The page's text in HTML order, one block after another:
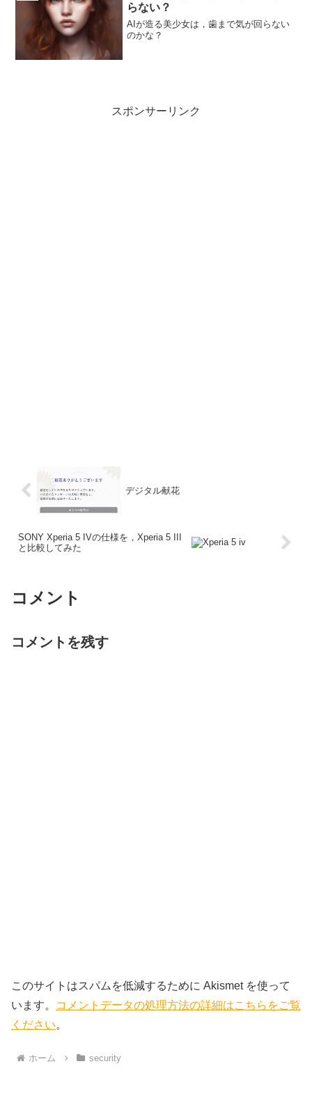
らない？
AIが造る美少女は，歯まで気が回らない
のかな？
スポンサーリンク
デジタル献花
SONY Xperia 5 IVの仕様を，Xperia 5 III
と比較してみた
コメント
コメントを残す
このサイトはスパムを低減するために Akismet を使って
います。
コメントデータの処理方法の詳細はこちらをご覧
ください。
ホーム security